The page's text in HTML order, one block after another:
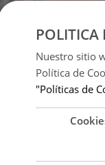
POLITICA
Nuestro sitio
Política de
"Políticas de